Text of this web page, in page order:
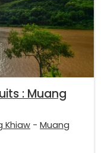
: Muang
Khiaw - Muang